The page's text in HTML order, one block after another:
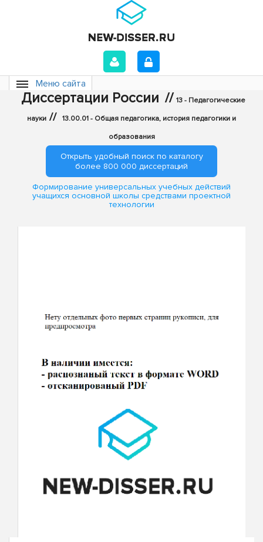
Меню сайта
Диссертации России // 13 - Педагогические
науки // 13.00.01 - Общая педагогика, история педагогики и
образования
Открыть удобный поиск по каталогу
более 800 000 диссертаций
Формирование универсальных учебных действий
учащихся основной школы средствами проектной
технологии